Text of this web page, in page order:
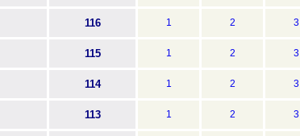
116 1 2 3
115 1 2 3
114 1 2 3
113 1 2 3